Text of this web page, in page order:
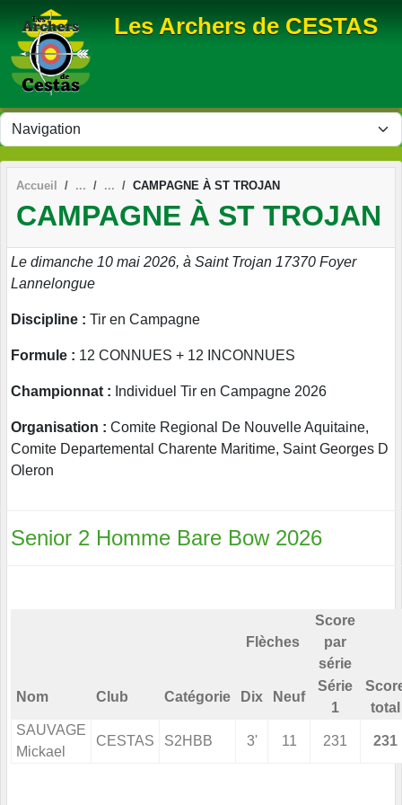
Les Archers de CESTAS
Accueil CAMPAGNE À ST TROJAN
CAMPAGNE À ST TROJAN
Le dimanche 10 mai 2026, à Saint Trojan 17370 Foyer
Lannelongue
Discipline : Tir en Campagne
Formule : 12 CONNUES + 12 INCONNUES
Championnat : Individuel Tir en Campagne 2026
Organisation : Comite Regional De Nouvelle Aquitaine,
Comite Departemental Charente Maritime, Saint Georges D
Oleron
Senior 2 Homme Bare Bow 2026
Flèches
Score
par
série
Nom Club Catégorie Dix Neuf
Série
1
total
SAUVAGE
Mickael
CESTAS S2HBB 3' 11 231 231
Panneau de gestion des cookies